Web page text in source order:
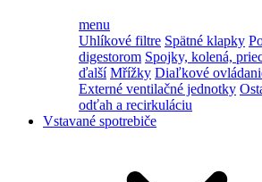
menu
Uhlíkové filtre Spätné klapky
digestorom Spojky, kolená,
ďalší Mřížky Diaľkové
Externé ventilačné jednotky
odťah a recirkuláciu
Vstavané spotrebiče